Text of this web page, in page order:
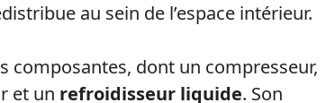
au sein de l’espace intérieur.
composantes, dont un compresseur,
et un refroidisseur liquide. Son